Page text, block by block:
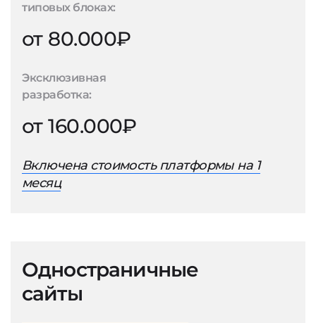
типовых блоках:
от 80.000₽
Эксклюзивная
разработка:
от 160.000₽
Включена стоимость платформы на 1
месяц
Одностраничные
сайты